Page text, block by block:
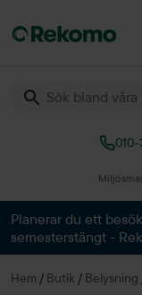
010-
Planerar du ett
semesterstängt -
Hem / Butik / Belysning